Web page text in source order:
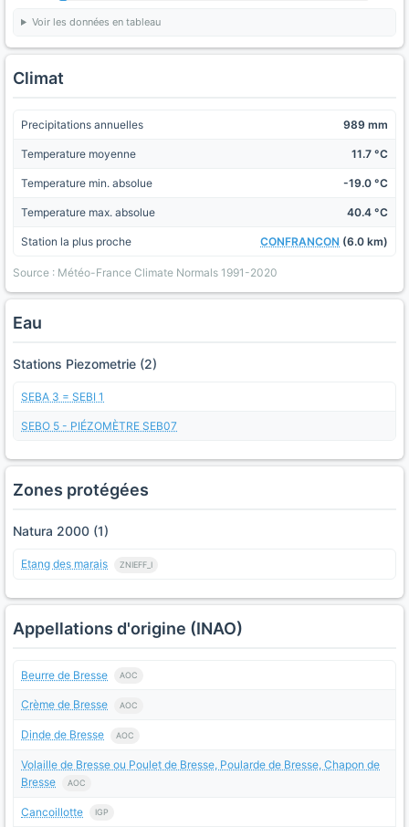
Voir les données en tableau
Climat
Precipitations annuelles 989 mm
Temperature moyenne 11.7 °C
Temperature min. absolue -19.0 °C
Temperature max. absolue 40.4 °C
Station la plus proche CONFRANCON (6.0 km)
Source : Météo-France Climate Normals 1991-2020
Eau
Stations Piezometrie (2)
SEBA 3 = SEBI 1
SEBO 5 - PIÉZOMÈTRE SEB07
Zones protégées
Natura 2000 (1)
Etang des marais ZNIEFF_I
Appellations d'origine (INAO)
Beurre de Bresse AOC
Crème de Bresse AOC
Dinde de Bresse AOC
Volaille de Bresse ou Poulet de Bresse, Poularde de Bresse, Chapon de
Bresse
AOC
Cancoillotte IGP